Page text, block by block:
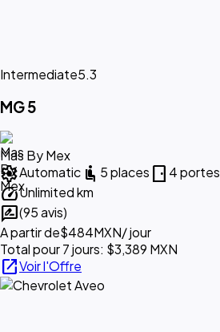
Intermediate5.3
MG 5
Mas By Mex
settingsAutomatic airline_seat_recline_normal 5 places sensor_door 4 portes
speedUnlimited km
rate_review(95 avis)
A partir de$484MXN/ jour
Total pour 7 jours: $3,389 MXN
open_in_newVoir l'Offre